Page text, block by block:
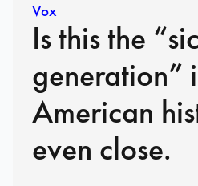
Vox
Is this the
generation”
American
even close.